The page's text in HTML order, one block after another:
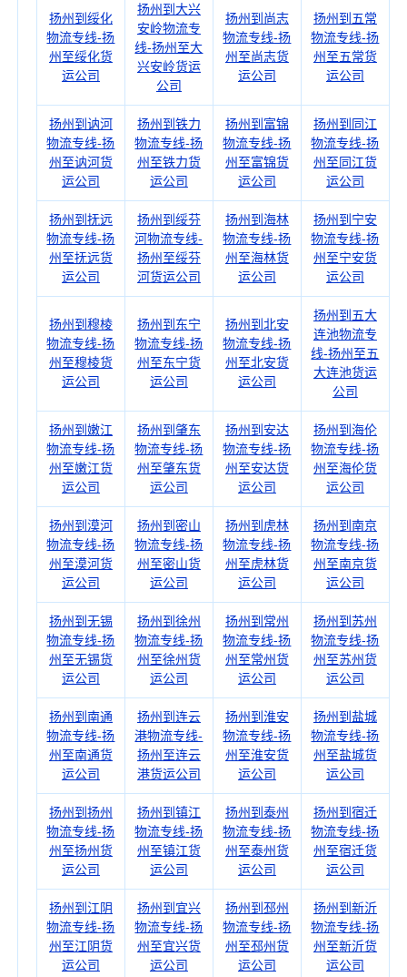
扬州到绥化
物流专线-扬
州至绥化货
运公司
扬州到大兴
安岭物流专
线-扬州至大
兴安岭货运
公司
扬州到尚志
物流专线-扬
州至尚志货
运公司
扬州到五常
物流专线-扬
州至五常货
运公司
扬州到讷河
物流专线-扬
州至讷河货
运公司
扬州到铁力
物流专线-扬
州至铁力货
运公司
扬州到富锦
物流专线-扬
州至富锦货
运公司
扬州到同江
物流专线-扬
州至同江货
运公司
扬州到抚远
物流专线-扬
州至抚远货
运公司
扬州到绥芬
河物流专线-
扬州至绥芬
河货运公司
扬州到海林
物流专线-扬
州至海林货
运公司
扬州到宁安
物流专线-扬
州至宁安货
运公司
扬州到穆棱
物流专线-扬
州至穆棱货
运公司
扬州到东宁
物流专线-扬
州至东宁货
运公司
扬州到北安
物流专线-扬
州至北安货
运公司
扬州到五大
连池物流专
线-扬州至五
大连池货运
公司
扬州到嫩江
物流专线-扬
州至嫩江货
运公司
扬州到肇东
物流专线-扬
州至肇东货
运公司
扬州到安达
物流专线-扬
州至安达货
运公司
扬州到海伦
物流专线-扬
州至海伦货
运公司
扬州到漠河
物流专线-扬
州至漠河货
运公司
扬州到密山
物流专线-扬
州至密山货
运公司
扬州到虎林
物流专线-扬
州至虎林货
运公司
扬州到南京
物流专线-扬
州至南京货
运公司
扬州到无锡
物流专线-扬
州至无锡货
运公司
扬州到徐州
物流专线-扬
州至徐州货
运公司
扬州到常州
物流专线-扬
州至常州货
运公司
扬州到苏州
物流专线-扬
州至苏州货
运公司
扬州到南通
物流专线-扬
州至南通货
运公司
扬州到连云
港物流专线-
扬州至连云
港货运公司
扬州到淮安
物流专线-扬
州至淮安货
运公司
扬州到盐城
物流专线-扬
州至盐城货
运公司
扬州到扬州
物流专线-扬
州至扬州货
运公司
扬州到镇江
物流专线-扬
州至镇江货
运公司
扬州到泰州
物流专线-扬
州至泰州货
运公司
扬州到宿迁
物流专线-扬
州至宿迁货
运公司
扬州到江阴
物流专线-扬
州至江阴货
运公司
扬州到宜兴
物流专线-扬
州至宜兴货
运公司
扬州到邳州
物流专线-扬
州至邳州货
运公司
扬州到新沂
物流专线-扬
州至新沂货
运公司